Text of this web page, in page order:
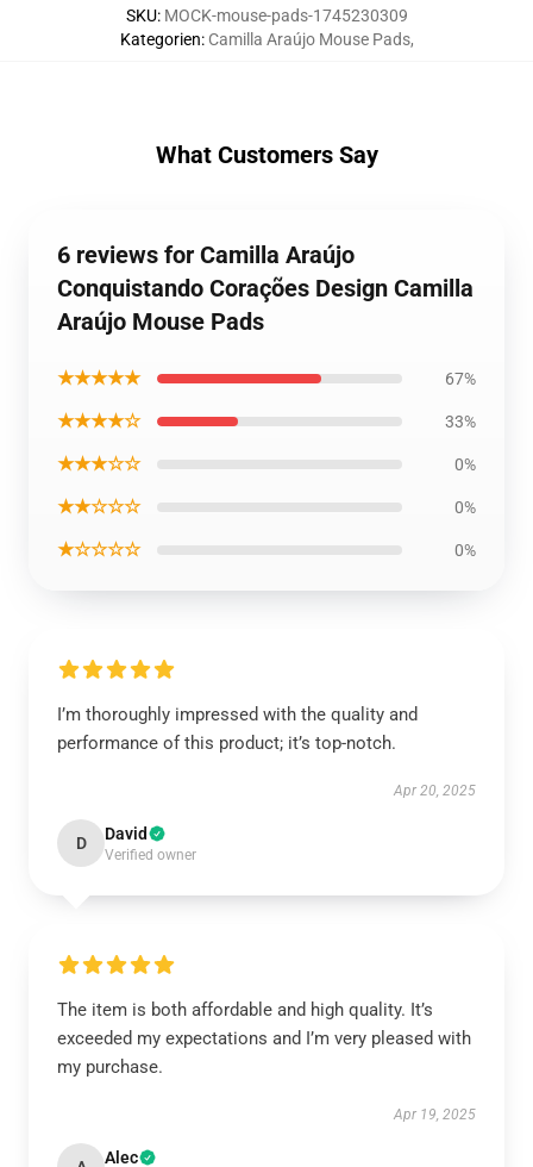
SKU: MOCK-mouse-pads-1745230309
Kategorien: Camilla Araújo Mouse Pads,
What Customers Say
6 reviews for Camilla Araújo
Conquistando Corações Design Camilla
Araújo Mouse Pads
★★★★★ 67%
★★★★☆ 33%
★★★☆☆ 0%
★★☆☆☆ 0%
★☆☆☆☆ 0%
I’m thoroughly impressed with the quality and
performance of this product; it’s top-notch.
Apr 20, 2025
D David
Verified owner
The item is both affordable and high quality. It’s
exceeded my expectations and I’m very pleased with
my purchase.
Apr 19, 2025
Alec